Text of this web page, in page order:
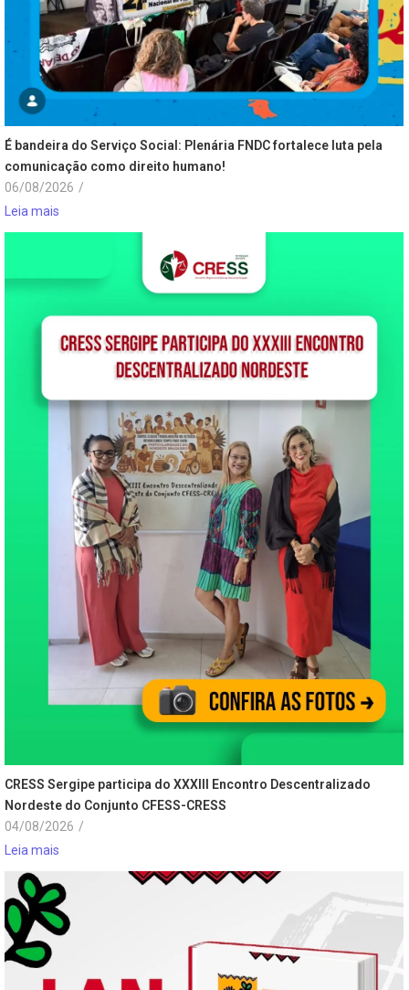
É bandeira do Serviço Social: Plenária FNDC fortalece luta pela
comunicação como direito humano!
06/08/2026 /
Leia mais
CRESS Sergipe participa do XXXIII Encontro Descentralizado
Nordeste do Conjunto CFESS-CRESS
04/08/2026 /
Leia mais